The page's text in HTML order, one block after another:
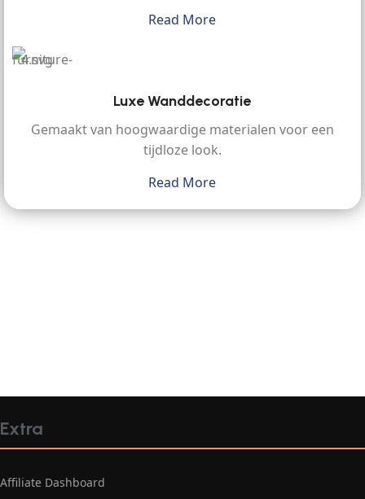
Read More
Luxe Wanddecoratie
Gemaakt van hoogwaardige materialen voor een
tijdloze look.
Read More
Extra
Affiliate Dashboard